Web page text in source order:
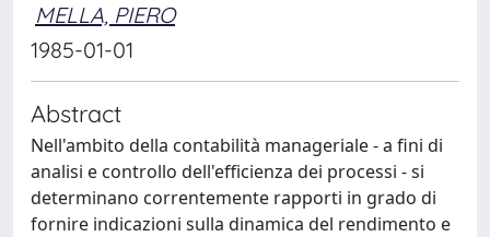
MELLA, PIERO
1985-01-01
Abstract
Nell'ambito della contabilità manageriale - a fini di
analisi e controllo dell'efficienza dei processi - si
determinano correntemente rapporti in grado di
fornire indicazioni sulla dinamica del rendimento e